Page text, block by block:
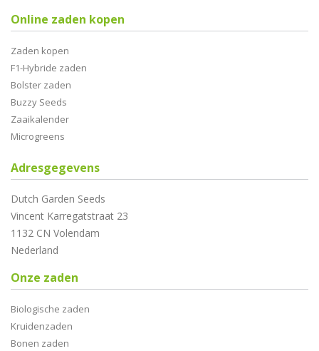
Online zaden kopen
Zaden kopen
F1-Hybride zaden
Bolster zaden
Buzzy Seeds
Zaaikalender
Microgreens
Adresgegevens
Dutch Garden Seeds
Vincent Karregatstraat 23
1132 CN Volendam
Nederland
Onze zaden
Biologische zaden
Kruidenzaden
Bonen zaden